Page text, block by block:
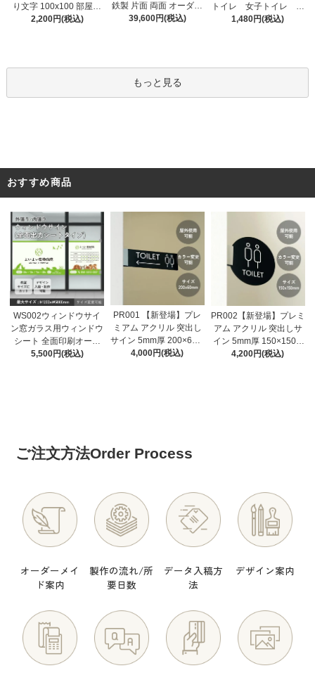
り文字 100x100 部屋番
号 家屋番号 ドアプレー
2,200円(税込)
鉄製 片面 両面 オーダー
メイド看板 おしゃれ デ
39,600円(税込)
トイレ 女子トイレ ル
ームサイン ドアサイ
1,480円(税込)
もっと見る
おすすめ商品
WS002ウィンドウサイ
ン窓ガラス用ウィンドウ
シート 全面印刷オーダ
ーメイド窓ステッカー
5,500円(税込)
PR001 【新登場】プレ
ミアム アクリル 突出し
サイン 5mm厚 200×60m
m toilet 両面表示 屋外対
4,000円(税込)
PR002【新登場】プレミ
アム アクリル 突出しサ
イン 5mm厚 150×150m
m toilet 両面表示 屋外対
4,200円(税込)
ご注文方法Order Process
オーダーメイ
ド案内
製作の流れ/所
要日数
データ入稿方
法
デザイン案内